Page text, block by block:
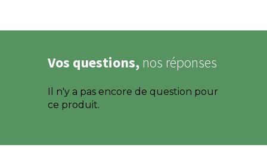
Vos questions, nos réponses
Il n'y a pas encore de question pour
ce produit.